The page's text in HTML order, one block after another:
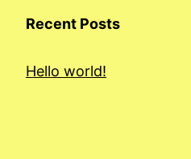
Recent Posts
Hello world!